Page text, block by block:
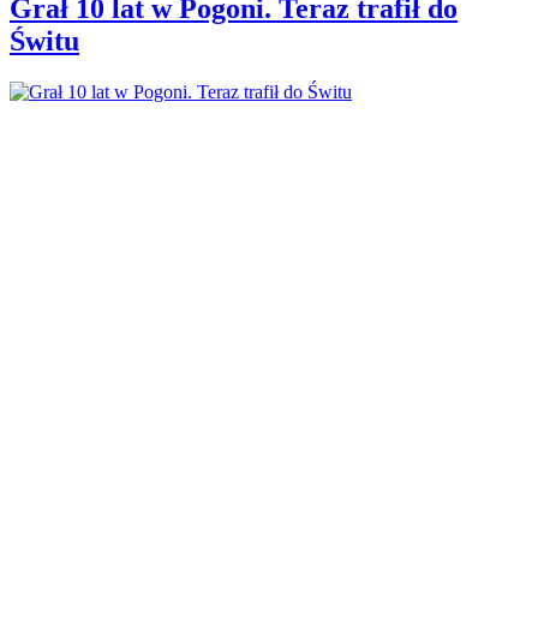
Grał 10 lat w Pogoni. Teraz trafił do
Świtu